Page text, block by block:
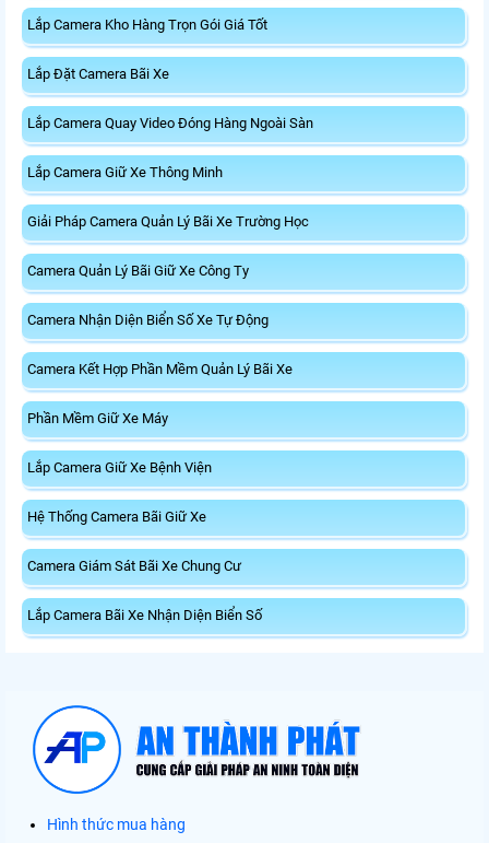
Lắp Camera Kho Hàng Trọn Gói Giá Tốt
Lắp Đặt Camera Bãi Xe
Lắp Camera Quay Video Đóng Hàng Ngoài Sàn
Lắp Camera Giữ Xe Thông Minh
Giải Pháp Camera Quản Lý Bãi Xe Trường Học
Camera Quản Lý Bãi Giữ Xe Công Ty
Camera Nhận Diện Biển Số Xe Tự Động
Camera Kết Hợp Phần Mềm Quản Lý Bãi Xe
Phần Mềm Giữ Xe Máy
Lắp Camera Giữ Xe Bệnh Viện
Hệ Thống Camera Bãi Giữ Xe
Camera Giám Sát Bãi Xe Chung Cư
Lắp Camera Bãi Xe Nhận Diện Biển Số
Hình thức mua hàng